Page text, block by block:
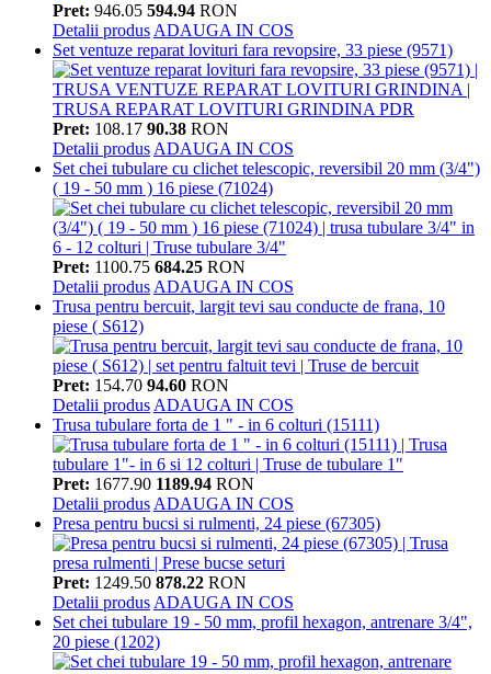
Pret: 946.05 594.94 RON
Detalii produs ADAUGA IN COS
Set ventuze reparat lovituri fara revopsire, 33 piese (9571)
Pret: 108.17 90.38 RON
Detalii produs ADAUGA IN COS
Set chei tubulare cu clichet telescopic, reversibil 20 mm (3/4")
( 19 - 50 mm ) 16 piese (71024)
Pret: 1100.75 684.25 RON
Detalii produs ADAUGA IN COS
Trusa pentru bercuit, largit tevi sau conducte de frana, 10
piese ( S612)
Pret: 154.70 94.60 RON
Detalii produs ADAUGA IN COS
Trusa tubulare forta de 1 " - in 6 colturi (15111)
Pret: 1677.90 1189.94 RON
Detalii produs ADAUGA IN COS
Presa pentru bucsi si rulmenti, 24 piese (67305)
Pret: 1249.50 878.22 RON
Detalii produs ADAUGA IN COS
Set chei tubulare 19 - 50 mm, profil hexagon, antrenare 3/4",
20 piese (1202)